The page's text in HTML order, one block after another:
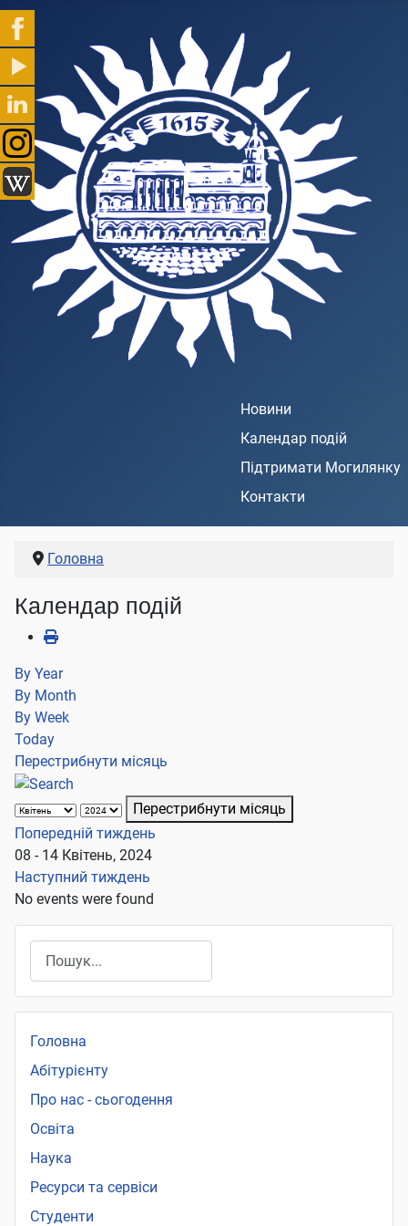
Новини
Календар подій
Підтримати Могилянку
Контакти
Головна
Календар подій
By Year
By Month
By Week
Today
Перестрибнути місяць
Перестрибнути місяць
Попередній тиждень
08 - 14 Квітень, 2024
Наступний тиждень
No events were found
Головна
Абітурієнту
Про нас - сьогодення
Освіта
Наука
Ресурси та сервіси
Студенти